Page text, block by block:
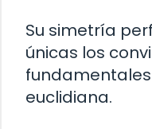
Su simetría
únicas los
euclidiana.